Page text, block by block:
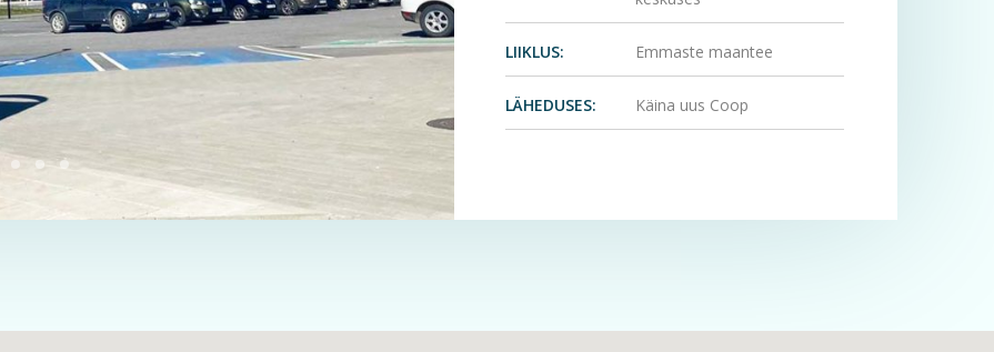
LIIKLUS: Emmaste maantee
LÄHEDUSES: Käina uus Coop